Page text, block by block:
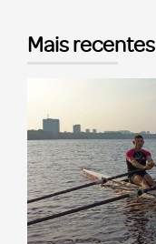
Mais recentes